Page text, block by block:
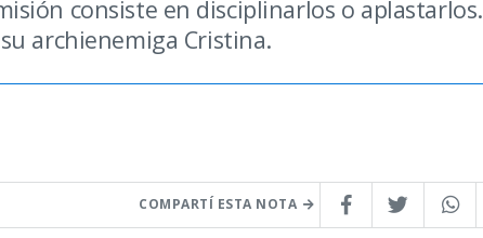
consiste en disciplinarlos o aplastarlos.
archienemiga Cristina.
COMPARTÍ ESTA NOTA